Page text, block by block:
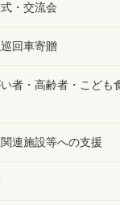
・交流会
回車寄贈
者・高齢者・こども
連施設等への支援